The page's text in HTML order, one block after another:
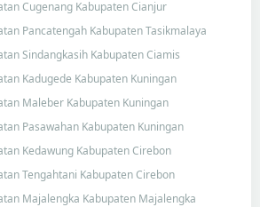
Cugenang Kabupaten Cianjur
Pancatengah Kabupaten Tasikmalaya
Sindangkasih Kabupaten Ciamis
Kadugede Kabupaten Kuningan
Maleber Kabupaten Kuningan
Pasawahan Kabupaten Kuningan
Kedawung Kabupaten Cirebon
Tengahtani Kabupaten Cirebon
Majalengka Kabupaten Majalengka